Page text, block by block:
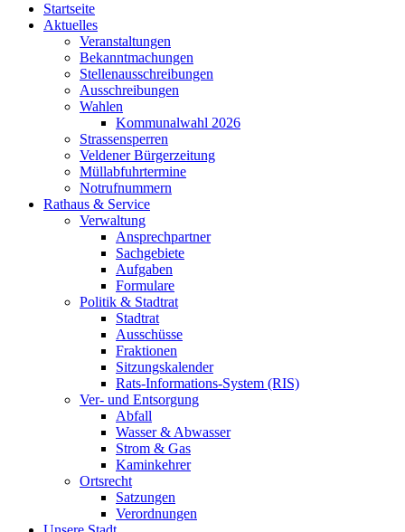
Startseite
Aktuelles
Veranstaltungen
Bekanntmachungen
Stellenausschreibungen
Ausschreibungen
Wahlen
Kommunalwahl 2026
Strassensperren
Veldener Bürgerzeitung
Müllabfuhrtermine
Notrufnummern
Rathaus & Service
Verwaltung
Ansprechpartner
Sachgebiete
Aufgaben
Formulare
Politik & Stadtrat
Stadtrat
Ausschüsse
Fraktionen
Sitzungskalender
Rats-Informations-System (RIS)
Ver- und Entsorgung
Abfall
Wasser & Abwasser
Strom & Gas
Kaminkehrer
Ortsrecht
Satzungen
Verordnungen